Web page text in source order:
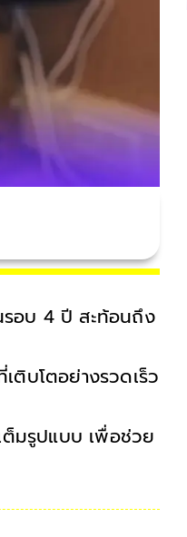
รอบ 4 ปี สะท้อนถึง
ติบโตอย่างรวดเร็ว
ต็มรูปแบบ เพื่อช่วย